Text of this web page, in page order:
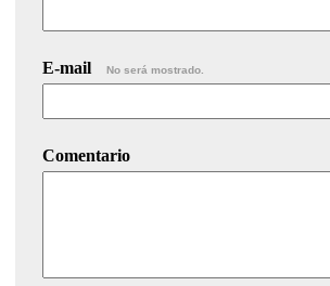
E-mail No será mostrado.
Comentario